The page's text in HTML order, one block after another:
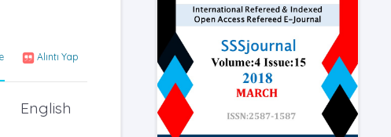
Alıntı Yap
English